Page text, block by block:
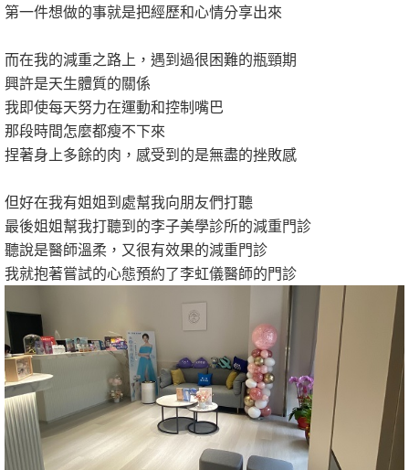
第一件想做的事就是把經歷和心情分享出來
而在我的減重之路上，遇到過很困難的瓶頸期
興許是天生體質的關係
我即使每天努力在運動和控制嘴巴
那段時間怎麼都瘦不下來
捏著身上多餘的肉，感受到的是無盡的挫敗感
但好在我有姐姐到處幫我向朋友們打聽
最後姐姐幫我打聽到的李子美學診所的減重門診
聽說是醫師溫柔，又很有效果的減重門診
我就抱著嘗試的心態預約了李虹儀醫師的門診